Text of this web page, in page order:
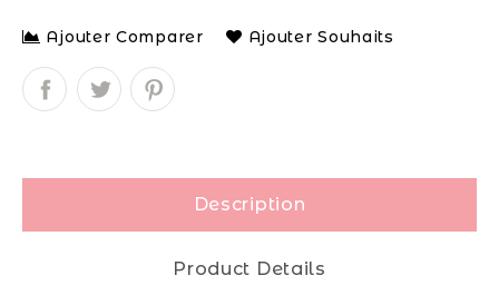
Ajouter Comparer Ajouter Souhaits
Description
Product Details